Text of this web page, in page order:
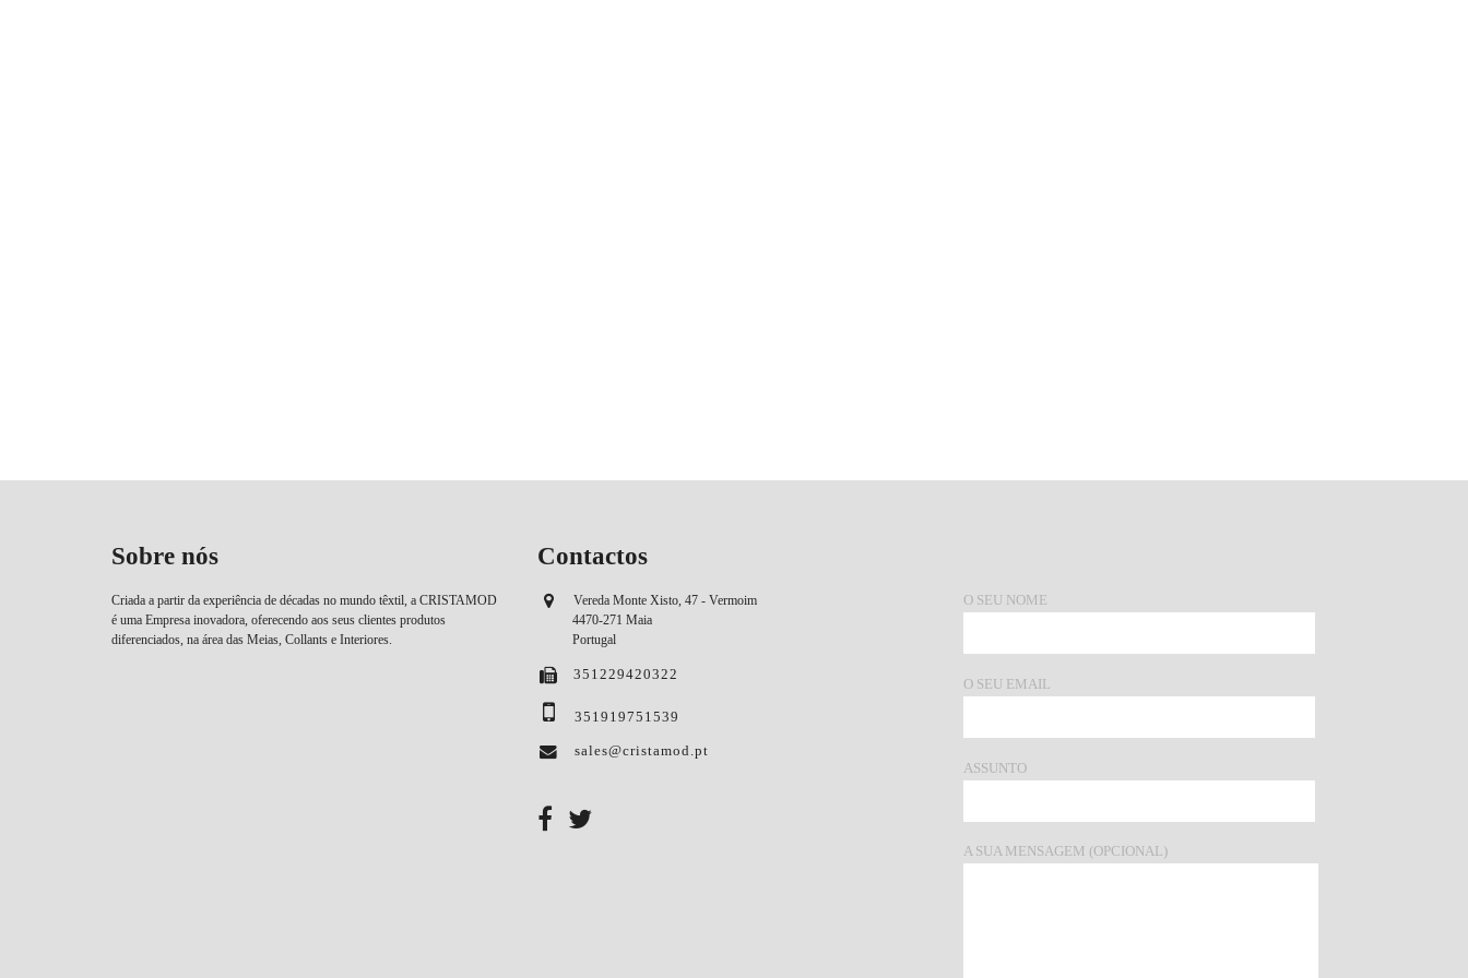
Sobre nós
Criada a partir da experiência de décadas no mundo têxtil, a CRISTAMOD
é uma Empresa inovadora, oferecendo aos seus clientes produtos
diferenciados, na área das Meias, Collants e Interiores.
Contactos
Vereda Monte Xisto, 47 - Vermoim
4470-271 Maia
Portugal
351229420322
351919751539
sales@cristamod.pt
O SEU NOME
O SEU EMAIL
ASSUNTO
A SUA MENSAGEM (OPCIONAL)